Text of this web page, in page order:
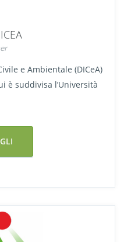
e Ambientale (DICeA)
è suddivisa l’Università